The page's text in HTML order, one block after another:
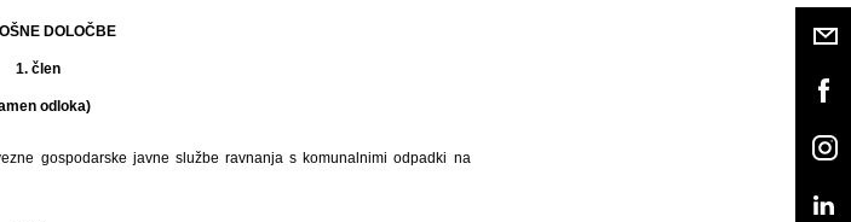
DOLOČBE
1. člen
odloka)
gospodarske javne službe ravnanja s komunalnimi odpadki na